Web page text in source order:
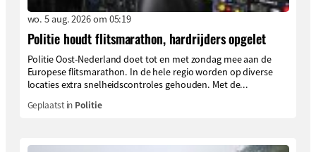
wo. 5 aug. 2026 om 05:19
Politie houdt flitsmarathon, hardrijders opgelet
Politie Oost-Nederland doet tot en met zondag mee aan de
Europese flitsmarathon. In de hele regio worden op diverse
locaties extra snelheidscontroles gehouden. Met de...
Geplaatst in Politie